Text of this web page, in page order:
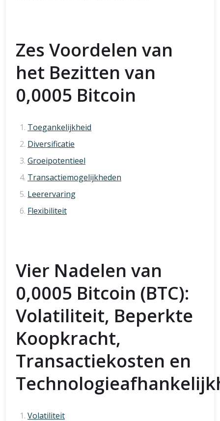
Zes Voordelen van
het Bezitten van
0,0005 Bitcoin
Toegankelijkheid
Diversificatie
Groeipotentieel
Transactiemogelijkheden
Leerervaring
Flexibiliteit
Vier Nadelen van
0,0005 Bitcoin (BTC):
Volatiliteit, Beperkte
Koopkracht,
Transactiekosten en
Volatiliteit